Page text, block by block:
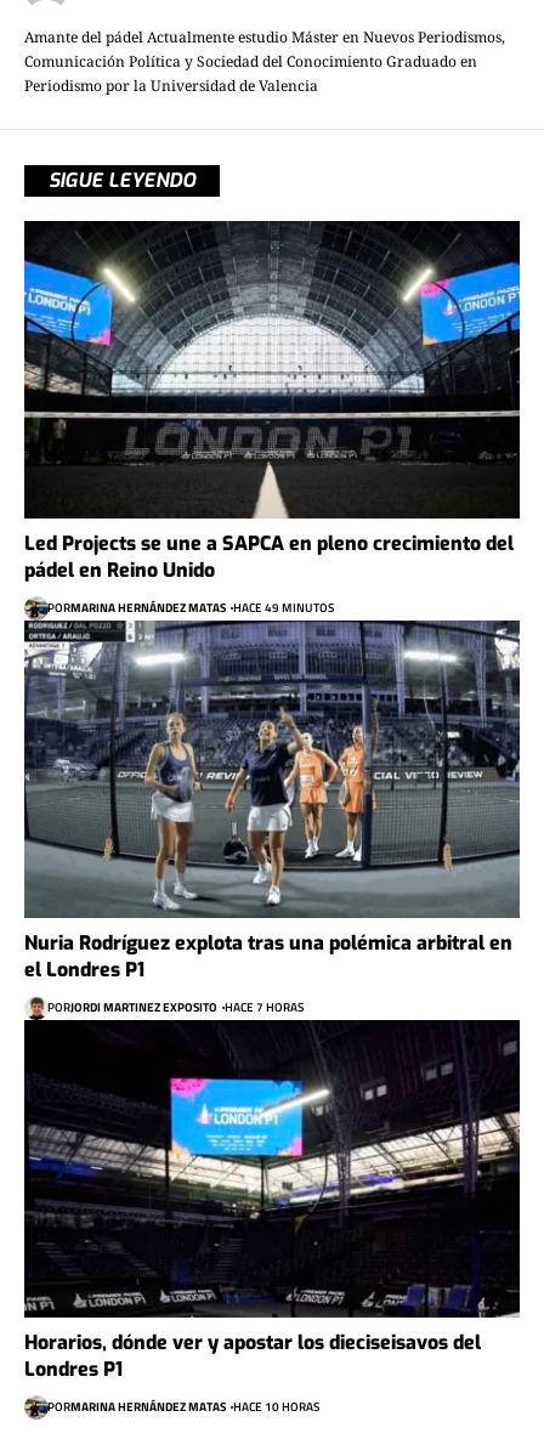
Amante del pádel Actualmente estudio Máster en Nuevos Periodismos,
Comunicación Política y Sociedad del Conocimiento Graduado en
Periodismo por la Universidad de Valencia
SIGUE LEYENDO
Led Projects se une a SAPCA en pleno crecimiento del
pádel en Reino Unido
PORMARINA HERNÁNDEZ MATAS HACE 49 MINUTOS
Nuria Rodríguez explota tras una polémica arbitral en
el Londres P1
PORJORDI MARTINEZ EXPOSITO HACE 7 HORAS
Horarios, dónde ver y apostar los dieciseisavos del
Londres P1
PORMARINA HERNÁNDEZ MATAS HACE 10 HORAS